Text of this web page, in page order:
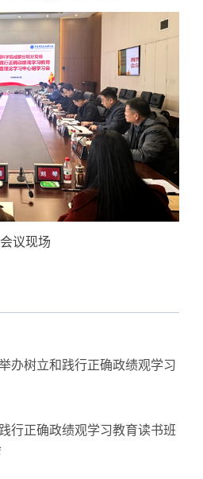
会议现场
办树立和践行正确政绩观学习
行正确政绩观学习教育读书班